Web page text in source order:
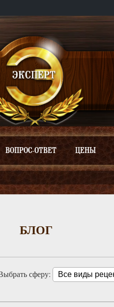
ВОПРОС-ОТВЕТ ЦЕНЫ
БЛОГ
сферу: